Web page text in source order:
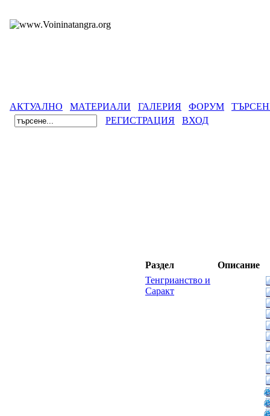
АКТУАЛНО МАТЕРИАЛИ ГАЛЕРИЯ ФОРУМ
РЕГИСТРАЦИЯ
ВХОД
Раздел
Описание
Тенгрианство и
Саракт